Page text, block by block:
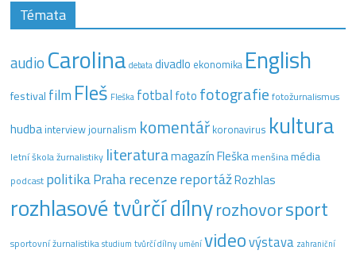
Témata
audio Carolina debata divadlo ekonomika English
festival film Fleš Fleška fotbal foto fotografie fotožurnalismus
hudba interview journalism komentář koronavirus kultura
letní škola žurnalistiky literaturamagazín Fleška menšinamédia
podcast politikaPraharecenzereportážRozhlas
rozhlasové tvůrčí dílnyrozhovorsport
sportovní žurnalistika studium tvůrčí dílny uměnívideovýstava zahraniční